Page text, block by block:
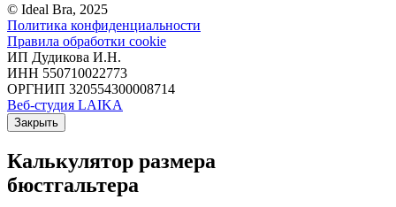
© Ideal Bra, 2025
Политика конфиденциальности
Правила обработки cookie
ИП Дудикова И.Н.
ИНН 550710022773
ОРГНИП 320554300008714
Веб-студия LAIKA
Закрыть
Калькулятор размера
бюстгальтера